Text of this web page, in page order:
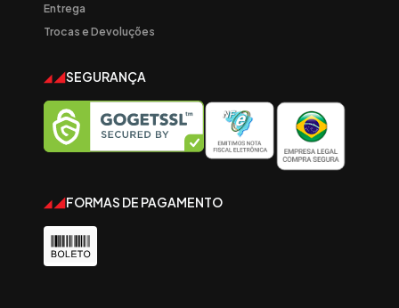
Entrega
Trocas e Devoluções
SEGURANÇA
FORMAS DE PAGAMENTO